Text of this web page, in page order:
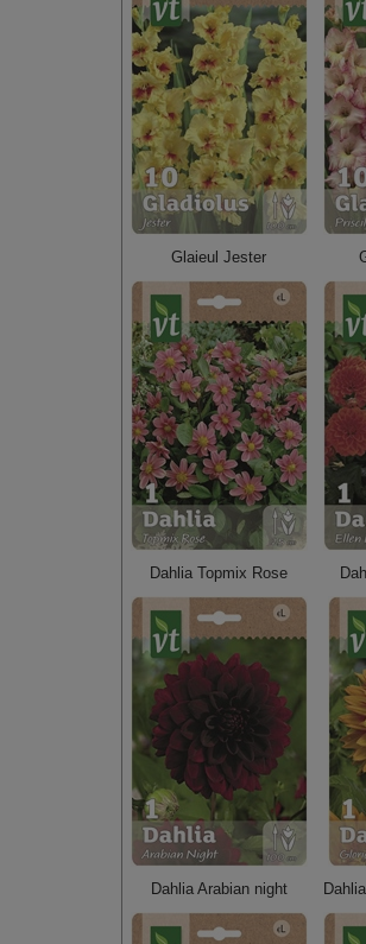
Glaieul Jester
Dahlia Topmix Rose
Dahlia Arabian night